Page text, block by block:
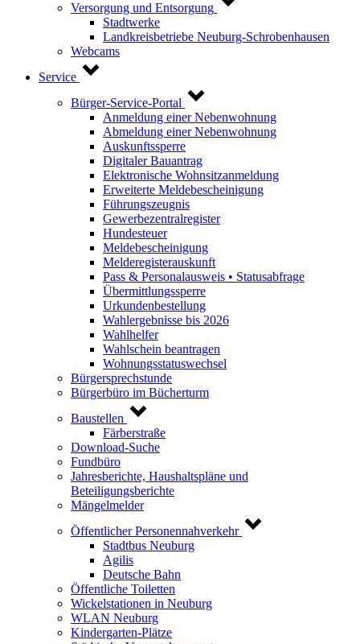
Versorgung und Entsorgung
Stadtwerke
Landkreisbetriebe Neuburg-Schrobenhausen
Webcams
Service
Bürger-Service-Portal
Anmeldung einer Nebenwohnung
Abmeldung einer Nebenwohnung
Auskunftssperre
Digitaler Bauantrag
Elektronische Wohnsitzanmeldung
Erweiterte Meldebescheinigung
Führungszeugnis
Gewerbezentralregister
Hundesteuer
Meldebescheinigung
Melderegisterauskunft
Pass & Personalausweis • Statusabfrage
Übermittlungssperre
Urkundenbestellung
Wahlergebnisse bis 2026
Wahlhelfer
Wahlschein beantragen
Wohnungsstatuswechsel
Bürgersprechstunde
Bürgerbüro im Bücherturm
Baustellen
Färberstraße
Download-Suche
Fundbüro
Jahresberichte, Haushaltspläne und
Beteiligungsberichte
Mängelmelder
Öffentlicher Personennahverkehr
Stadtbus Neuburg
Agilis
Deutsche Bahn
Öffentliche Toiletten
Wickelstationen in Neuburg
WLAN Neuburg
Kindergarten-Plätze